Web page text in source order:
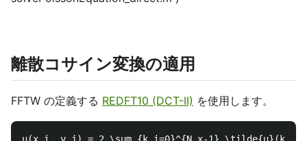
離散コサイン変換の適用
FFTW の定義する REDFT10 (DCT-II) を使用します。